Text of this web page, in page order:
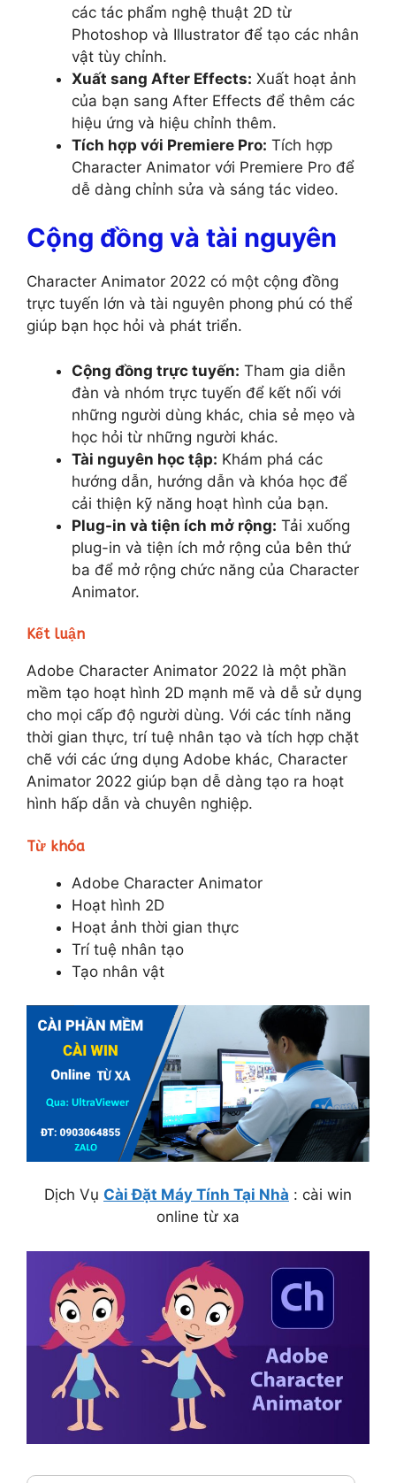
các tác phẩm nghệ thuật 2D từ
Photoshop và Illustrator để tạo các nhân
vật tùy chỉnh.
Xuất sang After Effects: Xuất hoạt ảnh
của bạn sang After Effects để thêm các
hiệu ứng và hiệu chỉnh thêm.
Tích hợp với Premiere Pro: Tích hợp
Character Animator với Premiere Pro để
dễ dàng chỉnh sửa và sáng tác video.
Cộng đồng và tài nguyên
Character Animator 2022 có một cộng đồng
trực tuyến lớn và tài nguyên phong phú có thể
giúp bạn học hỏi và phát triển.
Cộng đồng trực tuyến: Tham gia diễn
đàn và nhóm trực tuyến để kết nối với
những người dùng khác, chia sẻ mẹo và
học hỏi từ những người khác.
Tài nguyên học tập: Khám phá các
hướng dẫn, hướng dẫn và khóa học để
cải thiện kỹ năng hoạt hình của bạn.
Plug-in và tiện ích mở rộng: Tải xuống
plug-in và tiện ích mở rộng của bên thứ
ba để mở rộng chức năng của Character
Animator.
Kết luận
Adobe Character Animator 2022 là một phần
mềm tạo hoạt hình 2D mạnh mẽ và dễ sử dụng
cho mọi cấp độ người dùng. Với các tính năng
thời gian thực, trí tuệ nhân tạo và tích hợp chặt
chẽ với các ứng dụng Adobe khác, Character
Animator 2022 giúp bạn dễ dàng tạo ra hoạt
hình hấp dẫn và chuyên nghiệp.
Từ khóa
Adobe Character Animator
Hoạt hình 2D
Hoạt ảnh thời gian thực
Trí tuệ nhân tạo
Tạo nhân vật
Dịch Vụ Cài Đặt Máy Tính Tại Nhà : cài win
online từ xa